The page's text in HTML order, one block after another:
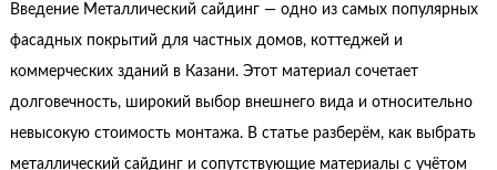
Введение Металлический сайдинг — одно из самых популярных
фасадных покрытий для частных домов, коттеджей и
коммерческих зданий в Казани. Этот материал сочетает
долговечность, широкий выбор внешнего вида и относительно
невысокую стоимость монтажа. В статье разберём, как выбрать
металлический сайдинг и сопутствующие материалы с учётом